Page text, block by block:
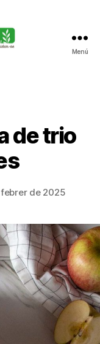
Menú
de trio
de 2025